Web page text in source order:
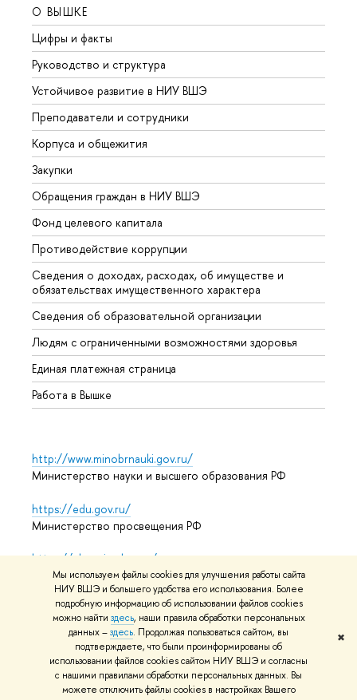
Мы используем файлы cookies для улучшения работы сайта
НИУ ВШЭ и большего удобства его использования. Более
подробную информацию об использовании файлов cookies
можно найти здесь, наши правила обработки персональных
данных –здесь. Продолжая пользоваться сайтом, вы
подтверждаете, что были проинформированы об
использовании файлов cookies сайтом НИУ ВШЭ и согласны
с нашими правилами обработки персональных данных. Вы
можете отключить файлы cookies в настройках Вашего
✖
О ВЫШКЕ
Цифры и факты
Руководство и структура
Устойчивое развитие в НИУ ВШЭ
Преподаватели и сотрудники
Корпуса и общежития
Закупки
Обращения граждан в НИУ ВШЭ
Фонд целевого капитала
Противодействие коррупции
Сведения о доходах, расходах, об имуществе и
обязательствах имущественного характера
Сведения об образовательной организации
Людям с ограниченными возможностями здоровья
Единая платежная страница
Работа в Вышке
http://www.minobrnauki.gov.ru/
Министерство науки и высшего образования РФ
https://edu.gov.ru/
Министерство просвещения РФ
https://elearning.hse.ru/mooc
Массовые открытые онлайн-курсы
© НИУ ВШЭ 1993–2026 Адреса и контактыУсловия
использования материаловПолитика конфиденциальности
Карта сайта
Редактору